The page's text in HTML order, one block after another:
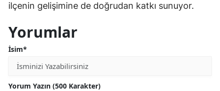
ilçenin gelişimine de doğrudan katkı sunuyor.
Yorumlar
İsim*
Yorum Yazın (500 Karakter)